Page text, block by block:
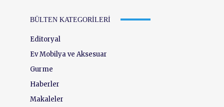
BÜLTEN KATEGORILERI
Editoryal
Ev Mobilya ve Aksesuar
Gurme
Haberler
Makaleler